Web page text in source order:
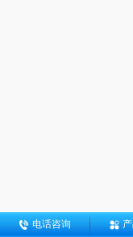
电话咨询